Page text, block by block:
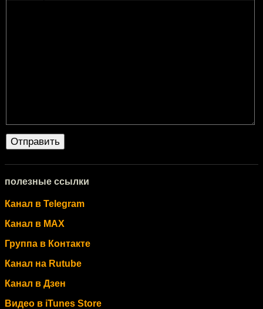
полезные ссылки
Канал в Telegram
Канал в MAX
Группа в Контакте
Канал на Rutube
Канал в Дзен
Видео в iTunes Store